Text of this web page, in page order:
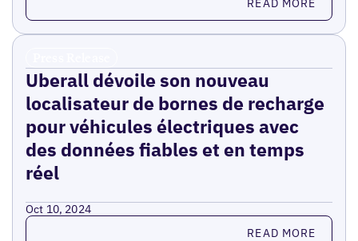
Uberall dévoile son nouveau
localisateur de bornes de recharge
pour véhicules électriques avec
des données fiables et en temps
réel
Oct 10, 2024
Read more READ MORE